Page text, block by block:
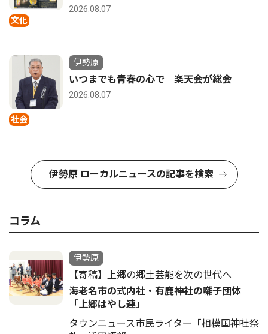
文化
2026.08.07
社会
伊勢原
いつまでも青春の心で 楽天会が総会
2026.08.07
伊勢原 ローカルニュースの記事を検索
コラム
伊勢原
【寄稿】上郷の郷土芸能を次の世代へ
海老名市の式内社・有鹿神社の囃子団体
「上郷はやし連」
タウンニュース市民ライター「相模国神社祭